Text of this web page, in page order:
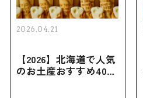
2026.04.21
【2026】北海道で人気
のお土産おすすめ40選